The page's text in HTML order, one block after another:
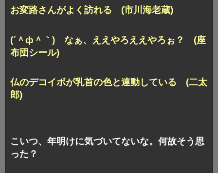
お変路さんがよく訪れる (市川海老蔵)
(´＾ф＾｀) なぁ、ええやろええやろぉ？ (座
布団シール)
仏のデコイボが乳首の色と連動している (二太
郎)
こいつ、年明けに気づいてないな。何故そう思
った？